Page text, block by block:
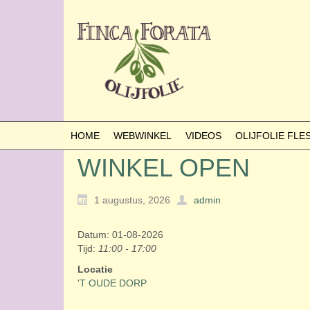
HOME WEBWINKEL VIDEOS OLIJFOLIE
WINKEL OPEN
1 augustus, 2026
admin
Datum: 01-08-2026
Tijd: 11:00 - 17:00
Locatie
'T OUDE DORP